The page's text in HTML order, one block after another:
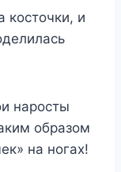
косточки, и
наросты
образом
на ногах!